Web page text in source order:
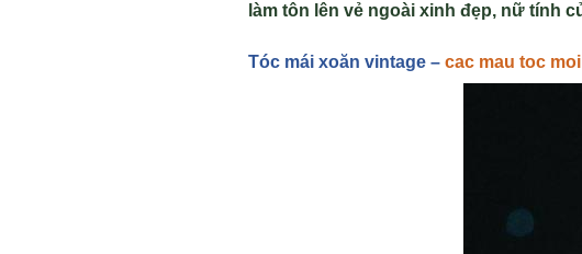
làm tôn lên vẻ ngoài xinh đẹp, nữ tính c
Tóc mái xoăn vintage – cac mau toc moi